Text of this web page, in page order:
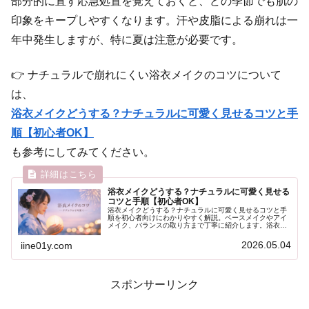
印象をキープしやすくなります。汗や皮脂による崩れは一
年中発生しますが、特に夏は注意が必要です。
👉 ナチュラルで崩れにくい浴衣メイクのコツについて
は、
浴衣メイクどうする？ナチュラルに可愛く見せるコツと手
順【初心者OK】
も参考にしてみてください。
浴衣メイクどうする？ナチュラルに可愛く見せる
コツと手順【初心者OK】
浴衣メイクどうする？ナチュラルに可愛く見せるコツと手
順を初心者向けにわかりやすく解説。ベースメイクやアイ
メイク、バランスの取り方まで丁寧に紹介します。浴衣に
iine01y.com 2026.05.04
スポンサーリンク